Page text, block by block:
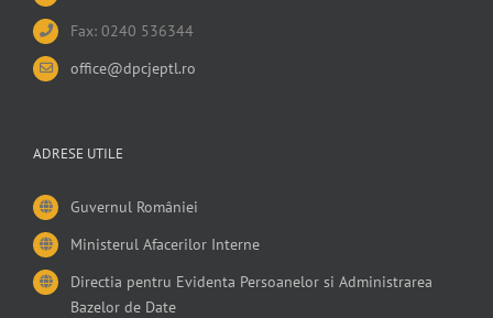
Fax: 0240 536344
office@dpcjeptl.ro
ADRESE UTILE
Guvernul României
Ministerul Afacerilor Interne
Directia pentru Evidenta Persoanelor si Administrarea
Bazelor de Date